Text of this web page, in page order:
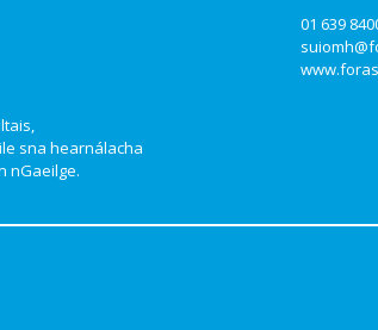
sna hearnálacha
nGaeilge.
01 639